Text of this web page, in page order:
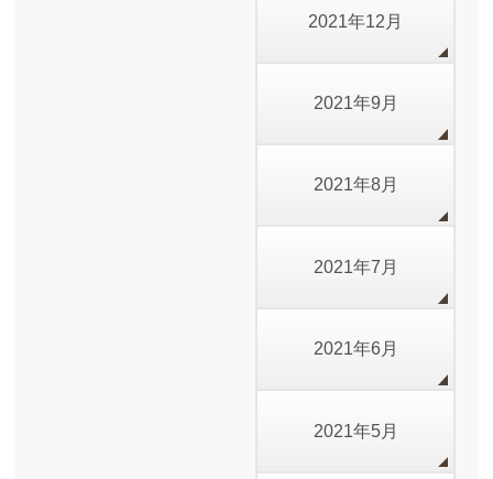
2021年12月
2021年9月
2021年8月
2021年7月
2021年6月
2021年5月